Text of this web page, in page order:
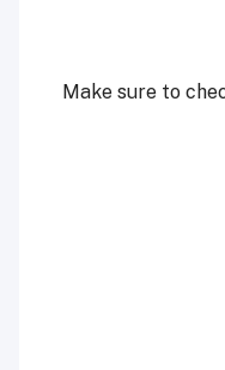
Make sure to